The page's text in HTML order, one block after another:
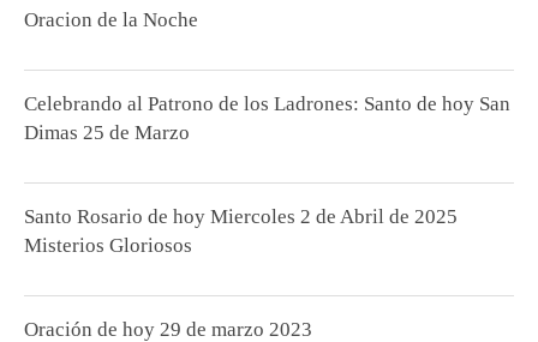
Oracion de la Noche
Celebrando al Patrono de los Ladrones: Santo de hoy San
Dimas 25 de Marzo
Santo Rosario de hoy Miercoles 2 de Abril de 2025
Misterios Gloriosos
Oración de hoy 29 de marzo 2023